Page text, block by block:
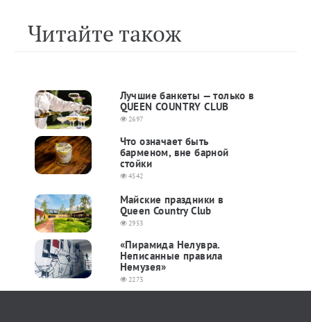
Читайте також
Лучшие банкеты — только в
QUEEN COUNTRY CLUB
2697
Что означает быть
барменом, вне барной
стойки
4542
Майские праздники в
Queen Country Club
2953
«Пирамида Нелувра.
Неписанные правила
Немузея»
2273